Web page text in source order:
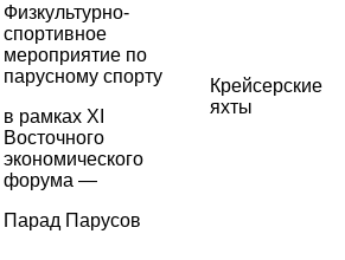
Физкультурно-
спортивное
мероприятие по
парусному спорту
в рамках XI
Восточного
экономического
форума —
Парад Парусов
Крейсерские
яхты